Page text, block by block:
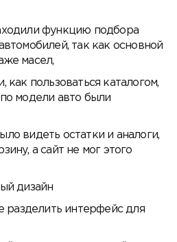
функцию подбора
так как основной
масел,
как пользоваться каталогом,
модели авто были
видеть остатки и аналоги,
а сайт не мог этого
дизайн
разделить интерфейс для